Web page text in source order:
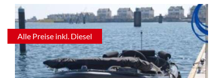
Alle Preise inkl. Diesel